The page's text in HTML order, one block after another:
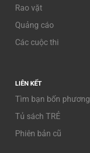
Rao vặt
Quảng cáo
Các cuộc thi
LIÊN KẾT
Tìm bạn bốn phương
Tủ sách TRẺ
Phiên bản cũ